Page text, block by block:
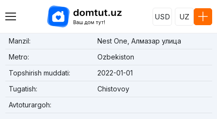
USD UZ
Manzil:
Nest One, Алмазар улица
Metro:
Ozbekiston
Topshirish muddati:
2022-01-01
Tugatish:
Chistovoy
Avtoturargoh: